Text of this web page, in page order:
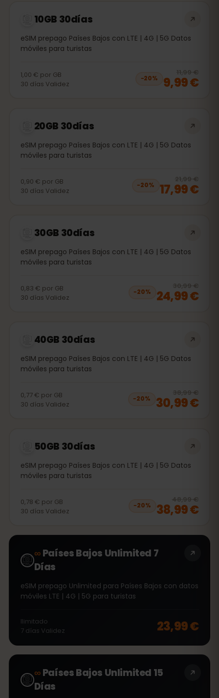
10GB 30días
eSIM prepago Países Bajos con LTE | 4G | 5G Datos
móviles para turistas
1,00 € por GB
30 días Validez
−20%
11,99 €
9,99 €
20GB 30días
eSIM prepago Países Bajos con LTE | 4G | 5G Datos
móviles para turistas
0,90 € por GB
30 días Validez
−20%
21,99 €
17,99 €
30GB 30días
eSIM prepago Países Bajos con LTE | 4G | 5G Datos
móviles para turistas
0,83 € por GB
30 días Validez
−20%
30,99 €
24,99 €
40GB 30días
eSIM prepago Países Bajos con LTE | 4G | 5G Datos
móviles para turistas
0,77 € por GB
30 días Validez
−20%
38,99 €
30,99 €
50GB 30días
eSIM prepago Países Bajos con LTE | 4G | 5G Datos
móviles para turistas
0,78 € por GB
30 días Validez
−20%
48,99 €
38,99 €
∞Países Bajos Unlimited 7
Días
eSIM prepago Unlimited para Países Bajos con datos
móviles LTE | 4G | 5G para turistas
Ilimitado
7 días Validez 23,99 €
∞Países Bajos Unlimited 15
Días